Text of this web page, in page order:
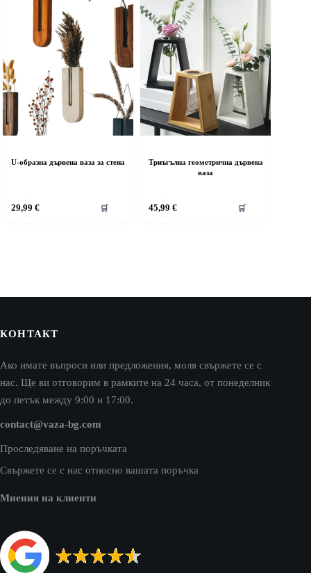
U-образна дървена ваза за стена
29,99 € 🛒
Триъгълна геометрична дървена
ваза
45,99 € 🛒
КОНТАКТ
Ако имате въпроси или предложения, моля свържете се с
нас. Ще ви отговорим в рамките на 24 часа, от понеделник
до петък между 9:00 и 17:00.
contact@vaza-bg.com
Проследяване на поръчката
Свържете се с нас относно вашата поръчка
Мнения на клиенти